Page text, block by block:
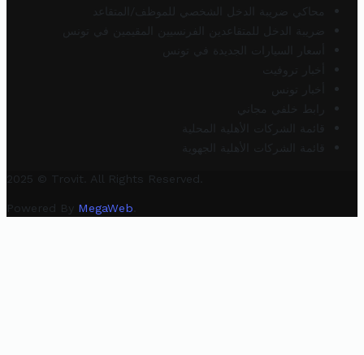
محاكي ضريبة الدخل الشخصي للموظف/المتقاعد
ضريبة الدخل للمتقاعدين الفرنسيين المقيمين في تونس
أسعار السيارات الجديدة في تونس
أخبار تروفيت
أخبار تونس
رابط خلفي مجاني
قائمة الشركات الأهلية المحلية
قائمة الشركات الأهلية الجهوية
2025 © Trovit. All Rights Reserved.
Powered By MegaWeb